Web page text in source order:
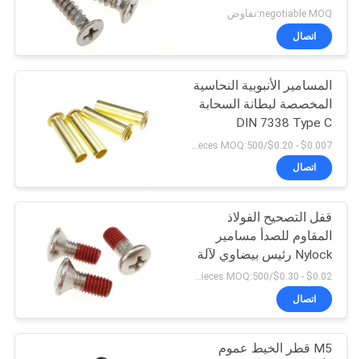
رئيس شقة السحابة
negotiable MOQ:تفاوض
اتصال
المسامير الأنبوبية النحاسية
المخصصة لبطانة السحابة
DIN 7338 Type C
اتصال
قفل التصحيح الفولاذ
المقاوم للصدأ مسامير
Nylock رئيس بيضاوي لآلة
PH2
$0.02 - $0.30/pieces MOQ:500 قطعة
اتصال
M5 قطر الخيط عموم